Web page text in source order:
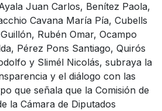
Juan Carlos, Benítez Paola,
Cavana María Pía, Cubells
Rubén Omar, Ocampo
Pérez Pons Santiago, Quirós
y Slimél Nicolás, subraya la
y el diálogo con las
que señala que la Comisión de
la Cámara de Diputados